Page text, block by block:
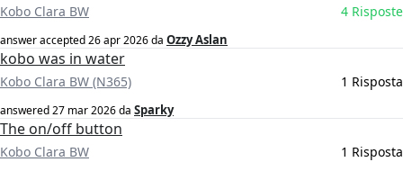
Kobo Clara BW 4 Risposte
answer accepted26 apr 2026da Ozzy Aslan
kobo was in water
Kobo Clara BW (N365) 1 Risposta
answered27 mar 2026da Sparky
The on/off button
Kobo Clara BW 1 Risposta